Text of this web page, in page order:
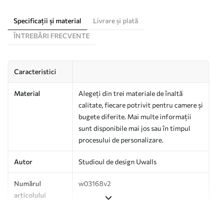
Specificații și material
Livrare și plată
ÎNTREBĂRI FRECVENTE
Caracteristici
Material
Alegeți din trei materiale de înaltă
calitate, fiecare potrivit pentru camere și
bugete diferite. Mai multe informații
sunt disponibile mai jos sau în timpul
procesului de personalizare.
Autor Studioul de design Uwalls
Numărul
articolului
w03168v2